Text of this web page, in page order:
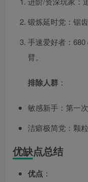
锻炼延时党：锯
手速爱好者：680
臂。
排除人群 ：
敏感新手：第一
洁癖极简党：颗
优缺点总结
优点 ：